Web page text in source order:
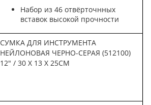
Набор из 46 отвёрточнных
вставок высокой прочности
СУМКА ДЛЯ ИНСТРУМЕНТА
НЕЙЛОНОВАЯ ЧЕРНО-СЕРАЯ (512100)
12" / 30 X 13 X 25CM